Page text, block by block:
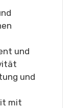
und
und
mit